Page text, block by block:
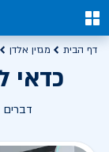
0
דף הבית מגזין אלדן
כדאי